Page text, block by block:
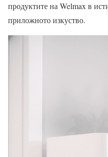
продуктите на Welmax в
приложното изкуство.